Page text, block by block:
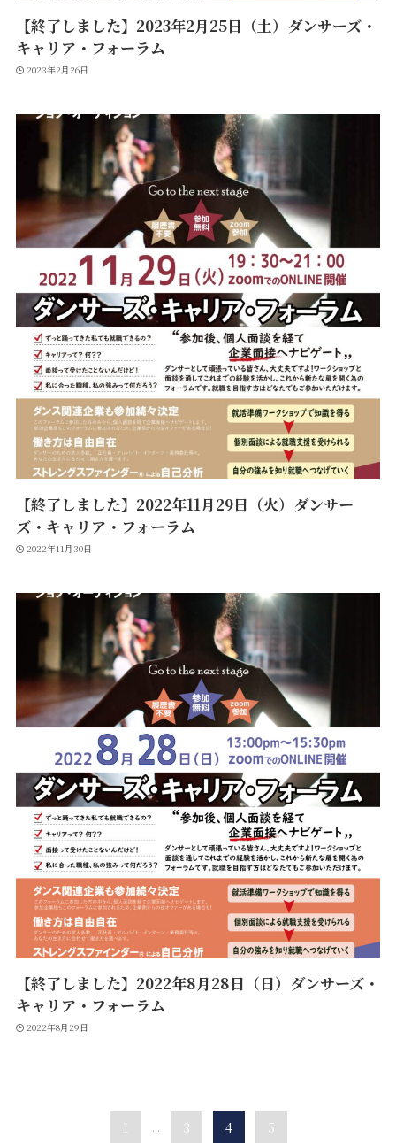
【終了しました】2023年2月25日（土）ダンサーズ・
キャリア・フォーラム
2023年2月26日
【終了しました】2022年11月29日（火）ダンサー
ズ・キャリア・フォーラム
2022年11月30日
【終了しました】2022年8月28日（日）ダンサーズ・
キャリア・フォーラム
2022年8月29日
1 ... 3 4 5